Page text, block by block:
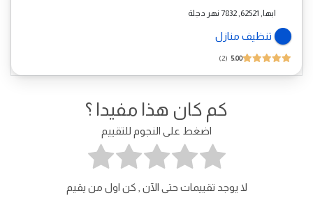
ابها, 62521, 7832 نهر دجلة
تنظيف منازل
5.00
2
كم كان هذا مفيدا ؟
اضغط على النجوم للتقييم
لا يوجد تقييمات حتى الآن , كن اول من يقيم